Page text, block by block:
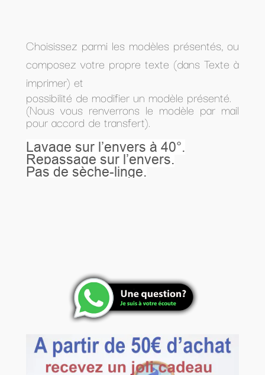
Choisissez parmi les modèles présentés, ou
composez votre propre texte (dans Texte à
imprimer) et
possibilité de modifier un modèle présenté.
(Nous vous renverrons le modèle par mail
pour accord de transfert).
Lavage sur l’envers à 40°.
Repassage sur l’envers.
Pas de sèche-linge.